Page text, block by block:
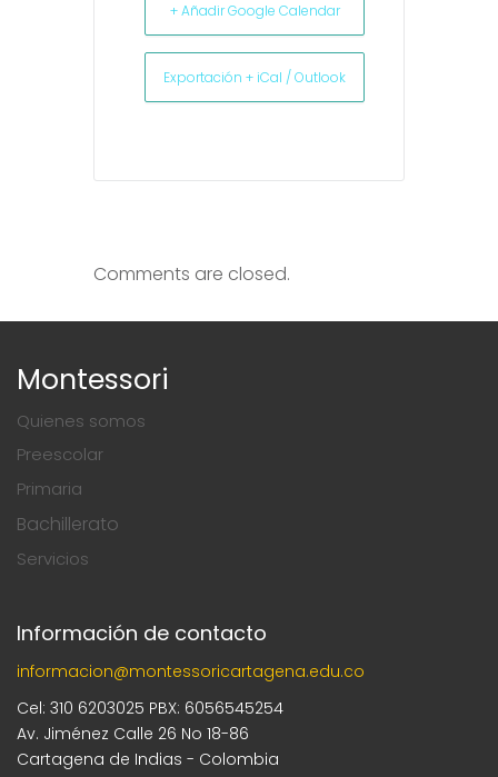
+ Añadir Google Calendar
Exportación + iCal / Outlook
Comments are closed.
Montessori
Quienes somos
Preescolar
Primaria
Bachillerato
Servicios
Información de contacto
informacion@montessoricartagena.edu.co
Cel: 310 6203025 PBX: 6056545254
Av. Jiménez Calle 26 No 18-86
Cartagena de Indias - Colombia